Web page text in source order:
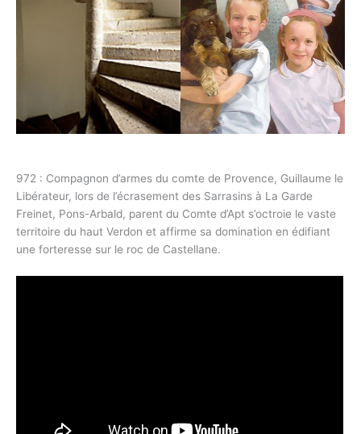
972 : Compagnon d’armes du comte de Provence, Guillaume le
Libérateur, lors de l’écrasement des Sarrasins à La Garde
Freinet, Pons-Arbald, parent du Comte d’Apt s’octroie le vaste
territoire du haut Verdon et affirme sa domination en édifiant
une forteresse sur le roc de Castellane.